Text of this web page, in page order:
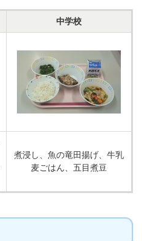
中学校
煮浸し、魚の竜田揚げ、牛乳
麦ごはん、五目煮豆